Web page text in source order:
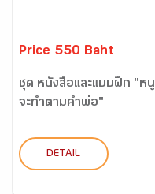
Price 550 Baht
ชุด หนังสือและแบบฝึก "หนู
จะทำตามคำพ่อ"
DETAIL